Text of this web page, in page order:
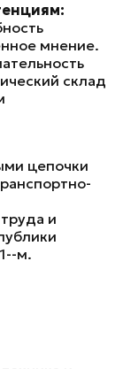
мнение.
склад
цепочки
и
ө-м.